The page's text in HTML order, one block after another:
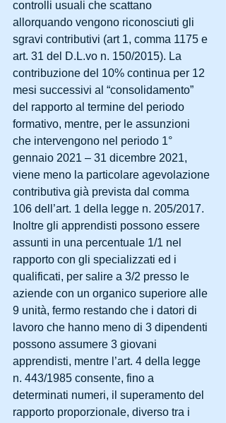
controlli usuali che scattano
allorquando vengono riconosciuti gli
sgravi contributivi (art 1, comma 1175 e
art. 31 del D.L.vo n. 150/2015). La
contribuzione del 10% continua per 12
mesi successivi al “consolidamento”
del rapporto al termine del periodo
formativo, mentre, per le assunzioni
che intervengono nel periodo 1°
gennaio 2021 – 31 dicembre 2021,
viene meno la particolare agevolazione
contributiva già prevista dal comma
106 dell’art. 1 della legge n. 205/2017.
Inoltre gli apprendisti possono essere
assunti in una percentuale 1/1 nel
rapporto con gli specializzati ed i
qualificati, per salire a 3/2 presso le
aziende con un organico superiore alle
9 unità, fermo restando che i datori di
lavoro che hanno meno di 3 dipendenti
possono assumere 3 giovani
apprendisti, mentre l’art. 4 della legge
n. 443/1985 consente, fino a
determinati numeri, il superamento del
rapporto proporzionale, diverso tra i